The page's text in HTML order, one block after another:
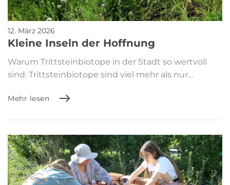
12. März 2026
Kleine Inseln der Hoffnung
Warum Trittsteinbiotope in der Stadt so wertvoll
sind: Trittsteinbiotope sind viel mehr als nur…
Mehr lesen